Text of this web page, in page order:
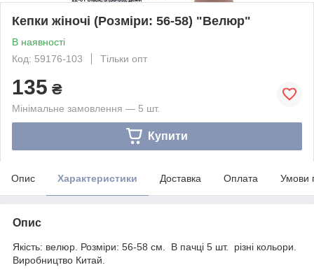
Кепки жіночі (Розміри: 56-58) "Велюр"
В наявності
Код: 59176-103
Тільки опт
135 ₴
Мінімальне замовлення — 5 шт.
Купити
Опис Характеристики Доставка Оплата Умови
Опис
Якість: велюр. Розміри: 56-58 см. В пачці 5 шт. різні кольори.
Виробництво Китай.